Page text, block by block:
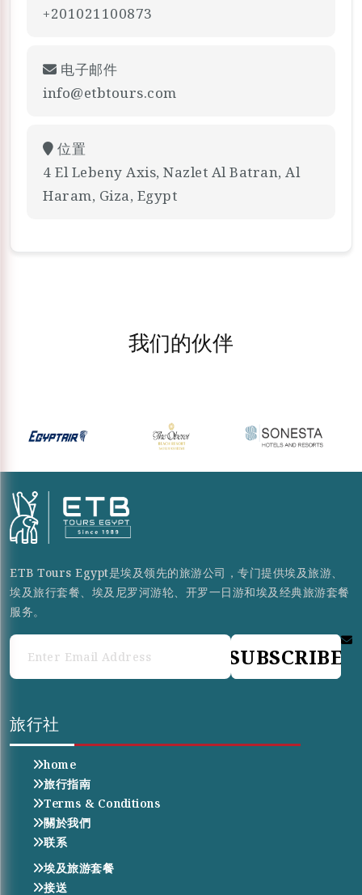
+201021100873
电子邮件
info@etbtours.com
位置
4 El Lebeny Axis, Nazlet Al Batran, Al
Haram, Giza, Egypt
我们的伙伴
ETB Tours Egypt是埃及领先的旅游公司，专门提供埃及旅游、
埃及旅行套餐、埃及尼罗河游轮、开罗一日游和埃及经典旅游套餐
服务。
SUBSCRIBE
旅行社
home
旅行指南
Terms & Conditions
關於我們
联系
埃及旅游套餐
接送